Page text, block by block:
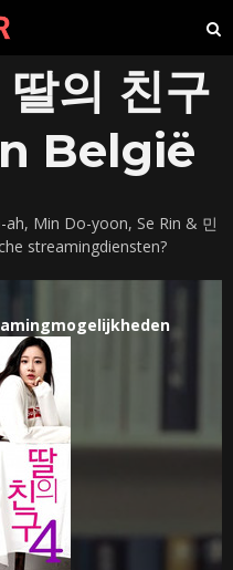
의 친구
België
Min Do-yoon, Se Rin & 민
streamingdiensten?